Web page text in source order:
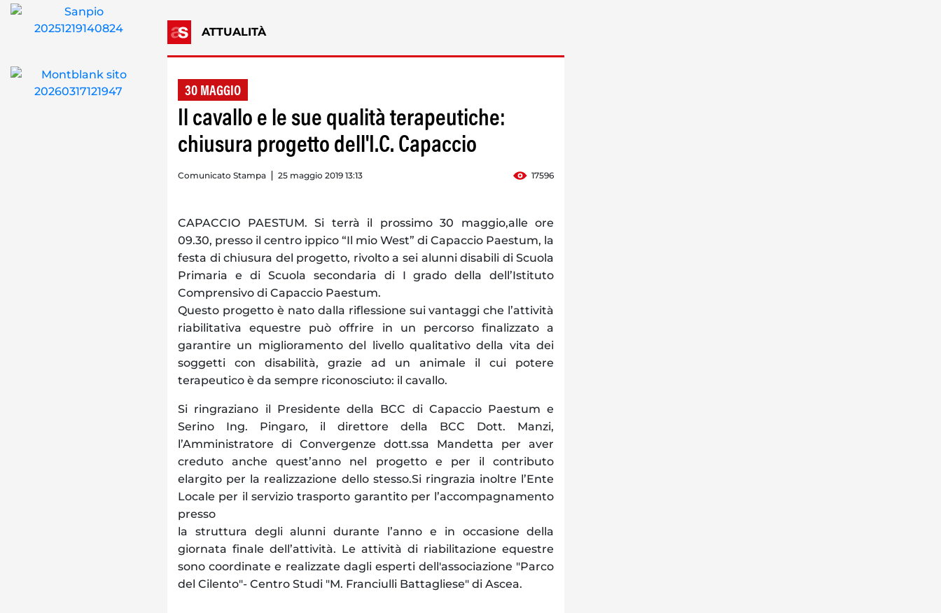
ATTUALITÀ
30 MAGGIO
Il cavallo e le sue qualità terapeutiche:
chiusura progetto dell'I.C. Capaccio
Comunicato Stampa 25 maggio 2019 13:13 17596
CAPACCIO PAESTUM. Si terrà il prossimo 30 maggio,alle ore
09.30, presso il centro ippico “Il mio West” di Capaccio Paestum, la
festa di chiusura del progetto, rivolto a sei alunni disabili di Scuola
Primaria e di Scuola secondaria di I grado della dell’Istituto
Comprensivo di Capaccio Paestum.
Questo progetto è nato dalla riflessione sui vantaggi che l’attività
riabilitativa equestre può offrire in un percorso finalizzato a
garantire un miglioramento del livello qualitativo della vita dei
soggetti con disabilità, grazie ad un animale il cui potere
terapeutico è da sempre riconosciuto: il cavallo.
Si ringraziano il Presidente della BCC di Capaccio Paestum e
Serino Ing. Pingaro, il direttore della BCC Dott. Manzi,
l’Amministratore di Convergenze dott.ssa Mandetta per aver
creduto anche quest’anno nel progetto e per il contributo
elargito per la realizzazione dello stesso.Si ringrazia inoltre l’Ente
Locale per il servizio trasporto garantito per l’accompagnamento
presso
la struttura degli alunni durante l’anno e in occasione della
giornata finale dell’attività. Le attività di riabilitazione equestre
sono coordinate e realizzate dagli esperti dell'associazione "Parco
del Cilento"- Centro Studi "M. Franciulli Battagliese" di Ascea.